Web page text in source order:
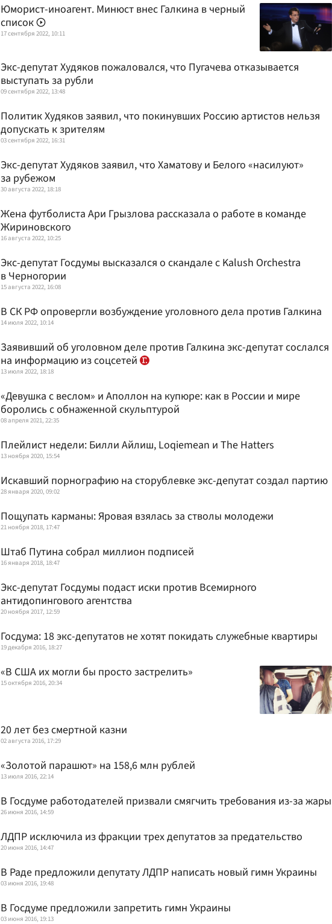
Юморист-иноагент. Минюст внес Галкина в черный
список
17 сентября 2022, 10:11
Экс-депутат Худяков пожаловался, что Пугачева отказывается
выступать за рубли
09 сентября 2022, 13:48
Политик Худяков заявил, что покинувших Россию артистов нельзя
допускать к зрителям
03 сентября 2022, 16:31
Экс-депутат Худяков заявил, что Хаматову и Белого «насилуют»
за рубежом
30 августа 2022, 18:18
Жена футболиста Ари Грызлова рассказала о работе в команде
Жириновского
16 августа 2022, 10:25
Экс-депутат Госдумы высказался о скандале с Kalush Orchestra
в Черногории
15 августа 2022, 16:08
В СК РФ опровергли возбуждение уголовного дела против Галкина
14 июля 2022, 10:14
Заявивший об уголовном деле против Галкина экс-депутат сослался
на информацию из соцсетей
13 июля 2022, 18:18
«Девушка с веслом» и Аполлон на купюре: как в России и мире
боролись с обнаженной скульптурой
08 апреля 2021, 22:35
Плейлист недели: Билли Айлиш, Loqiemean и The Hatters
13 ноября 2020, 15:54
Искавший порнографию на сторублевке экс-депутат создал партию
28 января 2020, 09:02
Пощупать карманы: Яровая взялась за стволы молодежи
21 ноября 2018, 17:47
Штаб Путина собрал миллион подписей
16 января 2018, 18:47
Экс-депутат Госдумы подаст иски против Всемирного
антидопингового агентства
20 ноября 2017, 12:59
Госдума: 18 экс-депутатов не хотят покидать служебные квартиры
19 декабря 2016, 18:27
«В США их могли бы просто застрелить»
15 октября 2016, 20:34
20 лет без смертной казни
02 августа 2016, 17:29
«Золотой парашют» на 158,6 млн рублей
13 июля 2016, 22:14
В Госдуме работодателей призвали смягчить требования из-за жары
26 июня 2016, 14:59
ЛДПР исключила из фракции трех депутатов за предательство
20 июня 2016, 14:47
В Раде предложили депутату ЛДПР написать новый гимн Украины
03 июня 2016, 19:48
В Госдуме предложили запретить гимн Украины
03 июня 2016, 19:13